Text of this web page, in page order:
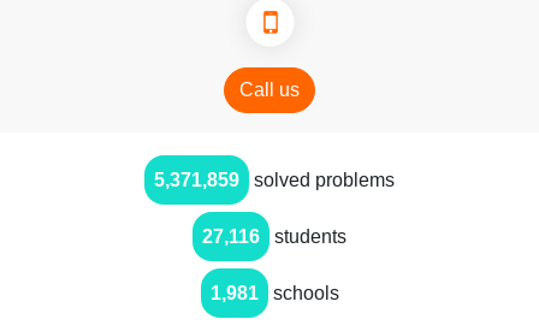
Call us
5,371,859 solved problems
27,116 students
1,981 schools